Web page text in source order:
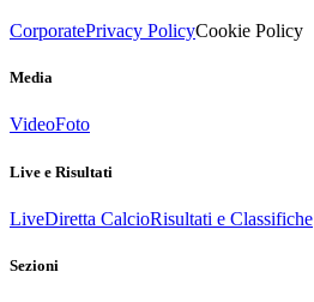
CorporatePrivacy PolicyCookie Policy
Media
VideoFoto
Live e Risultati
LiveDiretta CalcioRisultati e Classifiche
Sezioni